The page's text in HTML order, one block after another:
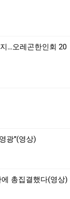
…오레곤한인회 20
광”(영상)
총집결했다(영상)